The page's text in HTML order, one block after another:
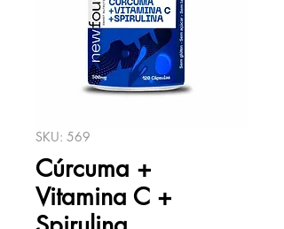
SKU: 569
Cúrcuma +
Vitamina C +